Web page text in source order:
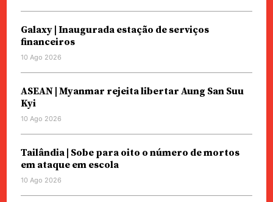
Galaxy | Inaugurada estação de serviços
financeiros
10 Ago 2026
ASEAN | Myanmar rejeita libertar Aung San Suu
Kyi
10 Ago 2026
Tailândia | Sobe para oito o número de mortos
em ataque em escola
10 Ago 2026